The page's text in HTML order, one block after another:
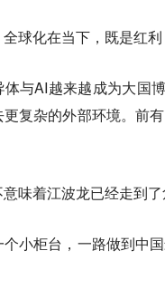
球化在当下，既是红利
与AI越来越成为大国
复杂的外部环境。前
味着江波龙已经走到了
小柜台，一路做到中